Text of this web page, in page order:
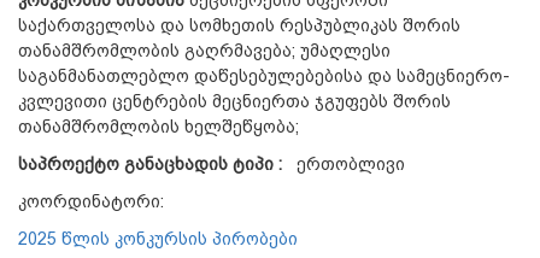
საქართველოსა და სომხეთის რესპუბლიკას შორის
თანამშრომლობის გაღრმავება; უმაღლესი
საგანმანათლებლო დაწესებულებებისა და სამეცნიერო-
კვლევითი ცენტრების მეცნიერთა ჯგუფებს შორის
თანამშრომლობის ხელშეწყობა;
საპროექტო განაცხადის ტიპი :
ერთობლივი
კოორდინატორი:
2025 წლის კონკურსის პირობები